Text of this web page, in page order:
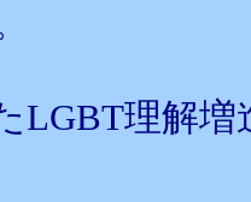
LGBT理解